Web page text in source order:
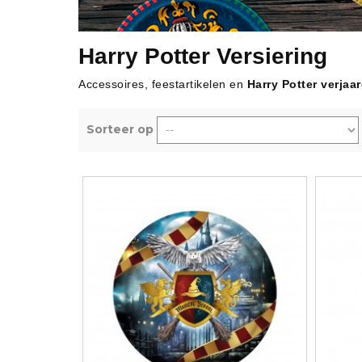
Verjaardag
Verjaardag
Meer Zien
Harry Potter Versiering
Accessoires, feestartikelen en Harry Potter
Sorteer op